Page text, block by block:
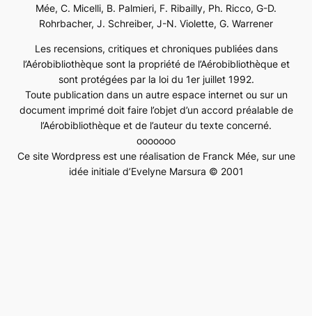
Mée, C. Micelli, B. Palmieri, F. Ribailly, Ph. Ricco, G-D.
Rohrbacher, J. Schreiber, J-N. Violette, G. Warrener
Les recensions, critiques et chroniques publiées dans
l’Aérobibliothèque sont la propriété de l’Aérobibliothèque et
sont protégées par la loi du 1er juillet 1992.
Toute publication dans un autre espace internet ou sur un
document imprimé doit faire l’objet d’un accord préalable de
l’Aérobibliothèque et de l’auteur du texte concerné.
ooooooo
Ce site Wordpress est une réalisation de Franck Mée, sur une
idée initiale d’Evelyne Marsura © 2001